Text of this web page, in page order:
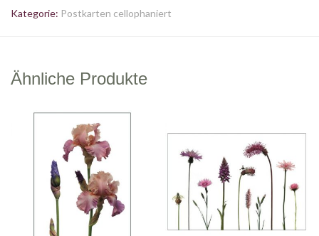
Kategorie: Postkarten cellophaniert
Ähnliche Produkte